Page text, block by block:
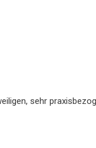
sehr